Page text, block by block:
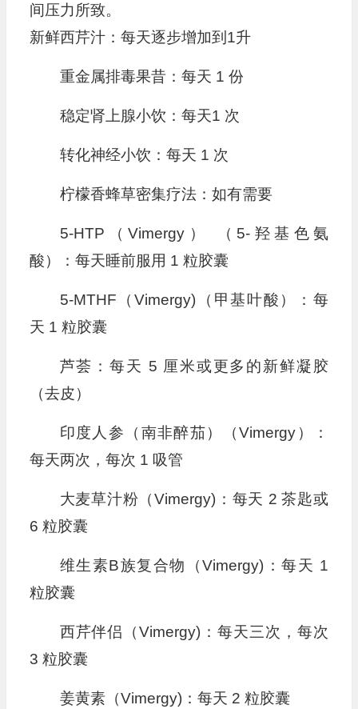
间压力所致。
新鲜西芹汁：每天逐步增加到1升
重金属排毒果昔：每天 1 份
稳定肾上腺小饮：每天1 次
转化神经小饮：每天 1 次
柠檬香蜂草密集疗法：如有需要
5-HTP（Vimergy） （5-羟基色氨
酸）：每天睡前服用 1 粒胶囊
5-MTHF（Vimergy)（甲基叶酸）：每
天 1 粒胶囊
芦荟：每天 5 厘米或更多的新鲜凝胶
（去皮）
印度人参（南非醉茄）（Vimergy）：
每天两次，每次 1 吸管
大麦草汁粉（Vimergy)：每天 2 茶匙或
6 粒胶囊
维生素B族复合物（Vimergy)：每天 1
粒胶囊
西芹伴侣（Vimergy)：每天三次，每次
3 粒胶囊
姜黄素（Vimergy)：每天 2 粒胶囊